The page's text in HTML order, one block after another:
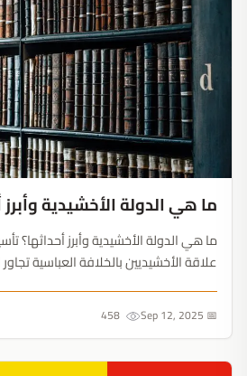
ما هي الدولة الأخشيدية وأبرز
ما هي الدولة الأخشيدية وأبرز أحداثها؟
علاقة الأخشيديين بالخلافة العباسية
الأمراء الأخشيديين ومدة إمارة كل منهم📅 Sep 12, 2025